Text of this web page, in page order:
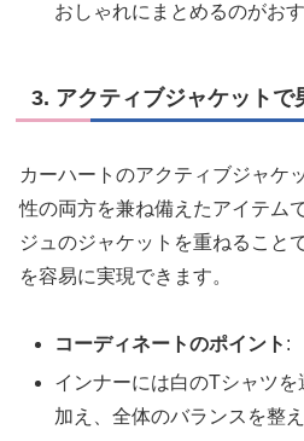
おしゃれにまとめるのがおす
3. アクティブジャケットで
カーハートのアクティブジャケ
性の両方を兼ね備えたアイテム
ジュのジャケットを重ねること
を容易に実現できます。
コーディネートのポイント :
インナーには白のTシャツ
加え、全体のバランスを整